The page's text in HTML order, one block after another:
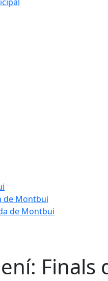
de Montbui
de Montbui
Finals